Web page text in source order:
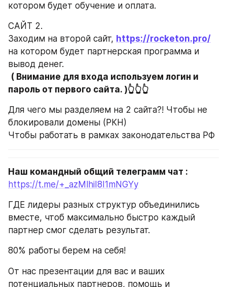
котором будет обучение и оплата.
САЙТ 2.
Заходим на второй сайт, https://rocketon.pro/
на котором будет партнерская программа и
вывод денег.
( Внимание для входа используем логин и
пароль от первого сайта. )👆👆👆
Для чего мы разделяем на 2 сайта?! Чтобы не
блокировали домены (РКН)
Чтобы работать в рамках законодательства РФ
Наш командный общий телеграмм чат :
https://t.me/+_azMlhiI8I1mNGYy
ГДЕ лидеры разных структур объединились
вместе, чтоб максимально быстро каждый
партнер смог сделать результат.
80% работы берем на себя!
От нас презентации для вас и ваших
потенциальных партнеров, помощь и